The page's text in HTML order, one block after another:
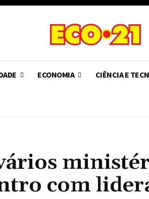
ECONOMIA CIÊNCIA E
com